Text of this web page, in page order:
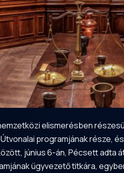
elismerésben
programjának része,
június 6-án, Pécsett adta
ügyvezető titkára,